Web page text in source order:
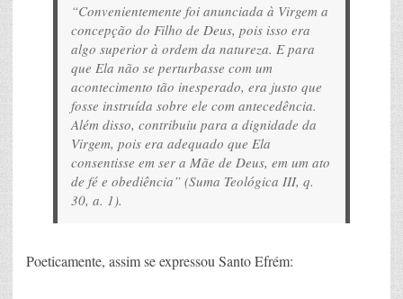
“Convenientemente foi anunciada à Virgem a
concepção do Filho de Deus, pois isso era
algo superior à ordem da natureza. E para
que Ela não se perturbasse com um
acontecimento tão inesperado, era justo que
fosse instruída sobre ele com antecedência.
Além disso, contribuiu para a dignidade da
Virgem, pois era adequado que Ela
consentisse em ser a Mãe de Deus, em um ato
de fé e obediência” (Suma Teológica III, q.
30, a. 1).
Poeticamente, assim se expressou Santo Efrém: